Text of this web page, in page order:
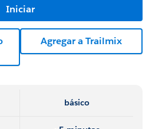
Iniciar
Agregar a Trailmix
básico